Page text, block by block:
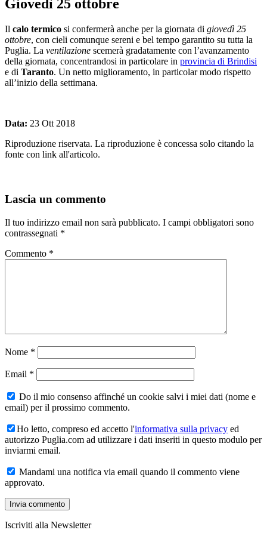
Giovedì 25 ottobre
Il calo termico si confermerà anche per la giornata di giovedì 25
ottobre, con cieli comunque sereni e bel tempo garantito su tutta la
Puglia. La ventilazione scemerà gradatamente con l’avanzamento
della giornata, concentrandosi in particolare in provincia di Brindisi
e di Taranto. Un netto miglioramento, in particolar modo rispetto
all’inizio della settimana.
Data: 23 Ott 2018
Riproduzione riservata. La riproduzione è concessa solo citando la
fonte con link all'articolo.
Lascia un commento
Il tuo indirizzo email non sarà pubblicato. I campi obbligatori sono
contrassegnati *
Commento *
Nome *
Email *
Do il mio consenso affinché un cookie salvi i miei dati (nome e
email) per il prossimo commento.
Ho letto, compreso ed accetto l'informativa sulla privacy ed
autorizzo Puglia.com ad utilizzare i dati inseriti in questo modulo per
inviarmi email.
Mandami una notifica via email quando il commento viene
approvato.
Iscriviti alla Newsletter